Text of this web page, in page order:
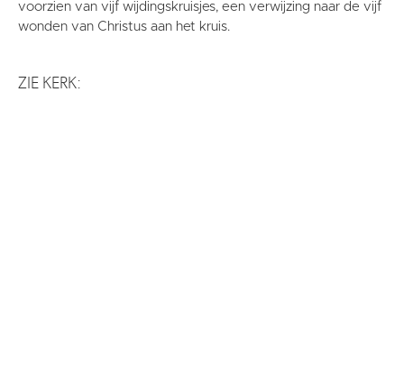
voorzien van vijf wijdingskruisjes, een verwijzing naar de vijf
wonden van Christus aan het kruis.
ZIE KERK: